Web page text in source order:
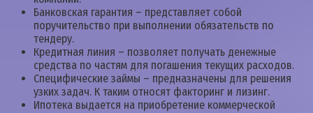
Банковская гарантия – представляет собой
поручительство при выполнении обязательств по
тендеру.
Кредитная линия – позволяет получать денежные
средства по частям для погашения текущих расходов.
Специфические займы – предназначены для решения
узких задач. К таким относят факторинг и лизинг.
Ипотека выдается на приобретение коммерческой